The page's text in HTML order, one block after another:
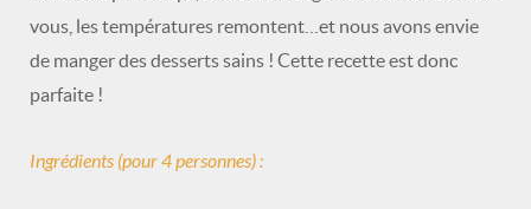
vous, les températures remontent…et nous avons envie
de manger des desserts sains ! Cette recette est donc
parfaite !
Ingrédients (pour 4 personnes) :